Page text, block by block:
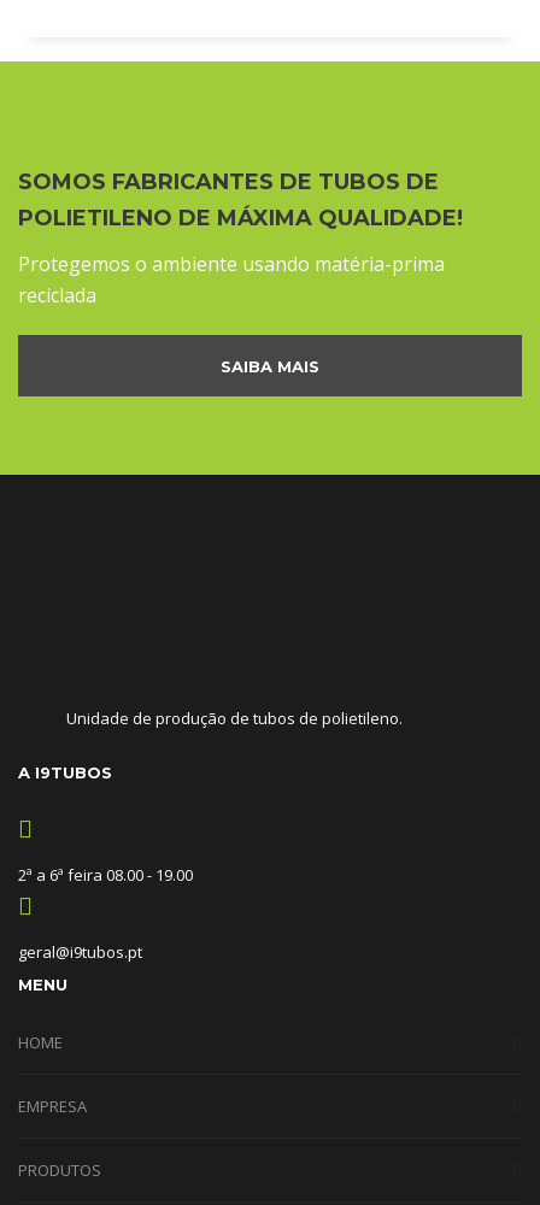
SOMOS FABRICANTES DE TUBOS DE
POLIETILENO DE MÁXIMA QUALIDADE!
Protegemos o ambiente usando matéria-prima
reciclada
SAIBA MAIS
Unidade de produção de tubos de polietileno.
A I9TUBOS
2ª a 6ª feira 08.00 - 19.00
geral@i9tubos.pt
MENU
HOME
EMPRESA
PRODUTOS